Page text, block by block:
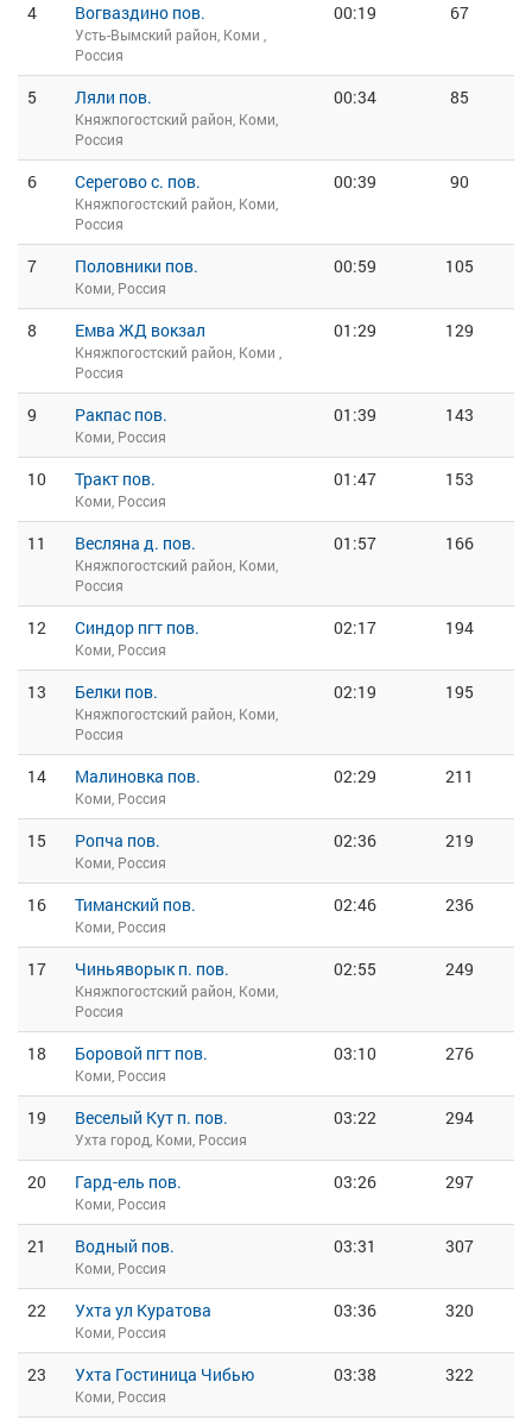
4 Вогваздино пов.
Усть-Вымский район, Коми ,
Россия
00:19 67
5 Ляли пов.
Княжпогостский район, Коми,
Россия
00:34 85
6 Серегово с. пов.
Княжпогостский район, Коми,
Россия
00:39 90
7 Половники пов.
Коми, Россия
00:59 105
8 Емва ЖД вокзал
Княжпогостский район, Коми ,
Россия
01:29 129
9 Ракпас пов.
Коми, Россия
01:39 143
10 Тракт пов.
Коми, Россия
01:47 153
11 Весляна д. пов.
Княжпогостский район, Коми,
Россия
01:57 166
12 Синдор пгт пов.
Коми, Россия
02:17 194
13 Белки пов.
Княжпогостский район, Коми,
Россия
02:19 195
14 Малиновка пов.
Коми, Россия
02:29 211
15 Ропча пов.
Коми, Россия
02:36 219
16 Тиманский пов.
Коми, Россия
02:46 236
17 Чиньяворык п. пов.
Княжпогостский район, Коми,
Россия
02:55 249
18 Боровой пгт пов.
Коми, Россия
03:10 276
19 Веселый Кут п. пов.
Ухта город, Коми, Россия
03:22 294
20 Гард-ель пов.
Коми, Россия
03:26 297
21 Водный пов.
Коми, Россия
03:31 307
22 Ухта ул Куратова
Коми, Россия
03:36 320
23 Ухта Гостиница Чибью
Коми, Россия
03:38 322